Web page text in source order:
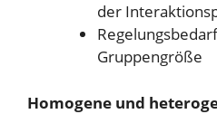
der
Gruppengröße
Homogene und